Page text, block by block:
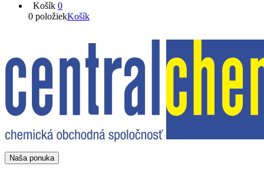
Košík 0
0 položiekKošík
Naša ponuka